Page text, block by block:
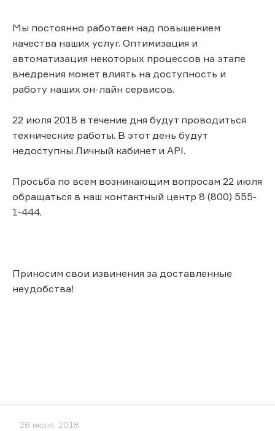
Мы постоянно работаем над повышением
качества наших услуг. Оптимизация и
автоматизация некоторых процессов на этапе
внедрения может влиять на доступность и
работу наших он-лайн сервисов.
22 июля 2018 в течение дня будут проводиться
технические работы. В этот день будут
недоступны Личный кабинет и API.
Просьба по всем возникающим вопросам 22 июля
обращаться в наш контактный центр 8 (800) 555-
1-444.
Приносим свои извинения за доставленные
неудобства!
26 июля, 2018